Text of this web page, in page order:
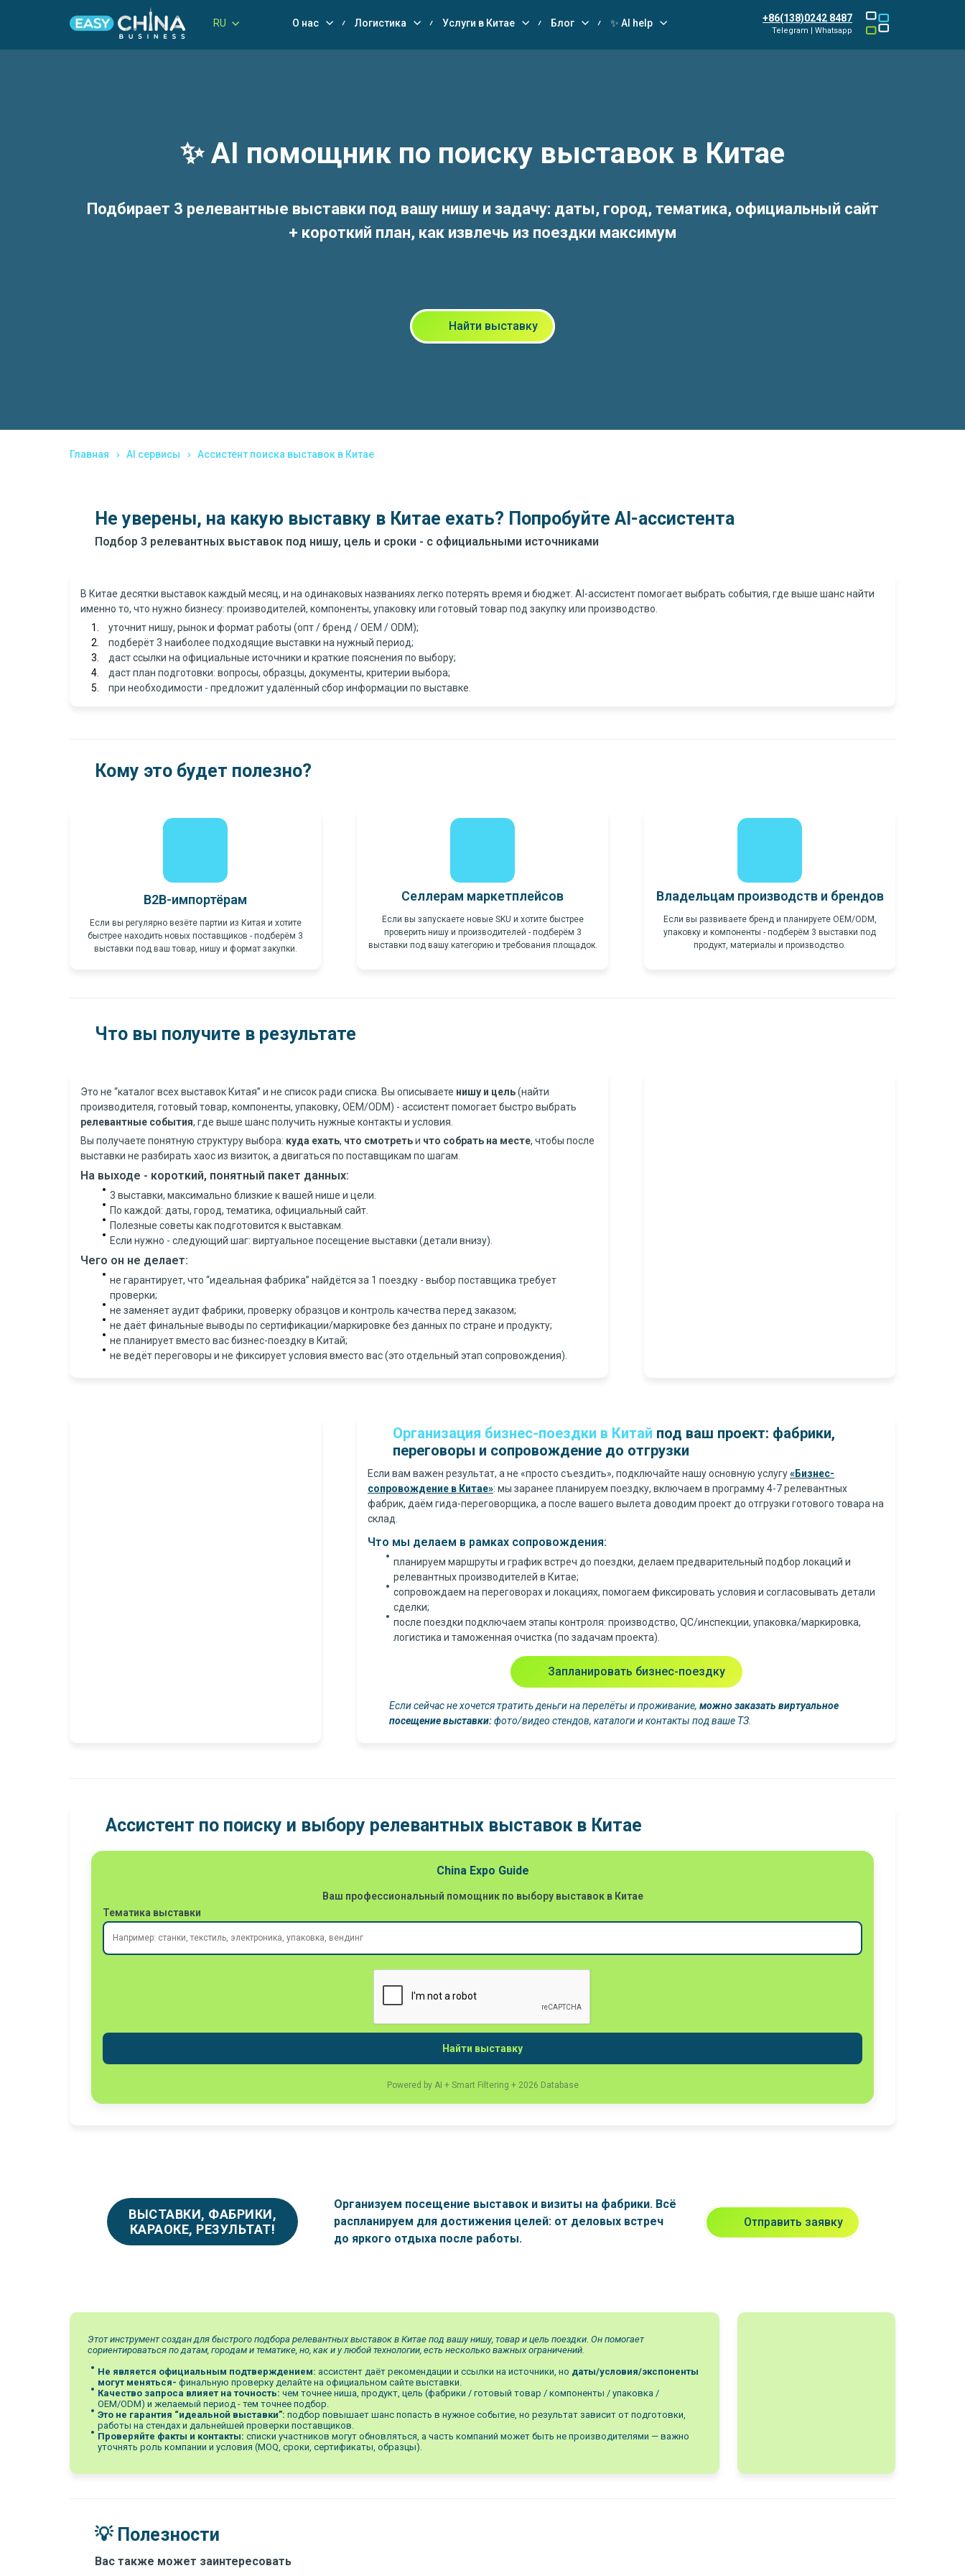
RU О нас Логистика Услуги в Китае Блог ✨ AI help +86(138)0242 8487
Telegram | Whatsapp
✨ AI помощник по поиску выставок в Китае
Подбирает 3 релевантные выставки под вашу нишу и задачу: даты, город, тематика, официальный сайт
+ короткий план, как извлечь из поездки максимум
Найти выставку
Главная AI сервисы Ассистент поиска выставок в Китае
Не уверены, на какую выставку в Китае ехать? Попробуйте AI-ассистента
Подбор 3 релевантных выставок под нишу, цель и сроки - с официальными источниками
В Китае десятки выставок каждый месяц, и на одинаковых названиях легко потерять время и бюджет. AI-ассистент помогает выбрать события, где выше шанс найти
именно то, что нужно бизнесу: производителей, компоненты, упаковку или готовый товар под закупку или производство.
уточнит нишу, рынок и формат работы (опт / бренд / OEM / ODM);
подберёт 3 наиболее подходящие выставки на нужный период;
даст ссылки на официальные источники и краткие пояснения по выбору;
даст план подготовки: вопросы, образцы, документы, критерии выбора;
при необходимости - предложит удалённый сбор информации по выставке.
Кому это будет полезно?
B2B-импортёрам
Если вы регулярно везёте партии из Китая и хотите
быстрее находить новых поставщиков - подберём 3
выставки под ваш товар, нишу и формат закупки.
Селлерам маркетплейсов
Если вы запускаете новые SKU и хотите быстрее
проверить нишу и производителей - подберём 3
выставки под вашу категорию и требования площадок.
Владельцам производств и брендов
Если вы развиваете бренд и планируете OEM/ODM,
упаковку и компоненты - подберём 3 выставки под
продукт, материалы и производство.
Что вы получите в результате
Это не “каталог всех выставок Китая” и не список ради списка. Вы описываете нишу и цель(найти
производителя, готовый товар, компоненты, упаковку, OEM/ODM) - ассистент помогает быстро выбрать
релевантные события, где выше шанс получить нужные контакты и условия.
Вы получаете понятную структуру выбора: куда ехать, что смотретьи что собрать на месте, чтобы после
выставки не разбирать хаос из визиток, а двигаться по поставщикам по шагам.
На выходе - короткий, понятный пакет данных:
3 выставки, максимально близкие к вашей нише и цели.
По каждой: даты, город, тематика, официальный сайт.
Полезные советы как подготовится к выставкам.
Если нужно - следующий шаг: виртуальное посещение выставки (детали внизу).
Чего он не делает:
не гарантирует, что “идеальная фабрика” найдётся за 1 поездку - выбор поставщика требует
проверки;
не заменяет аудит фабрики, проверку образцов и контроль качества перед заказом;
не даёт финальные выводы по сертификации/маркировке без данных по стране и продукту;
не планирует вместо вас бизнес-поездку в Китай;
не ведёт переговоры и не фиксирует условия вместо вас (это отдельный этап сопровождения).
Организация бизнес-поездки в Китай под ваш проект: фабрики,
переговоры и сопровождение до отгрузки
Если вам важен результат, а не «просто съездить», подключайте нашу основную услугу«Бизнес-
сопровождение в Китае»: мы заранее планируем поездку, включаем в программу 4-7 релевантных
фабрик, даём гида-переговорщика, а после вашего вылета доводим проект до отгрузки готового товара на
склад.
Что мы делаем в рамках сопровождения:
планируем маршруты и график встреч до поездки, делаем предварительный подбор локаций и
релевантных производителей в Китае;
сопровождаем на переговорах и локациях, помогаем фиксировать условия и согласовывать детали
сделки;
после поездки подключаем этапы контроля: производство, QC/инспекции, упаковка/маркировка,
логистика и таможенная очистка (по задачам проекта).
Запланировать бизнес-поездку
Если сейчас не хочется тратить деньги на перелёты и проживание, можно заказать виртуальное
посещение выставки:фото/видео стендов, каталоги и контакты под ваше ТЗ.
Ассистент по поиску и выбору релевантных выставок в Китае
China Expo Guide
Ваш профессиональный помощник по выбору выставок в Китае
Тематика выставки
Найти выставку
Powered by AI + Smart Filtering + 2026 Database
ВЫСТАВКИ, ФАБРИКИ,
КАРАОКЕ, РЕЗУЛЬТАТ!
Организуем посещение выставок и визиты на фабрики. Всё
распланируем для достижения целей: от деловых встреч
до яркого отдыха после работы.
Отправить заявку
Этот инструмент создан для быстрого подбора релевантных выставок в Китае под вашу нишу, товар и цель поездки. Он помогает
сориентироваться по датам, городам и тематике, но, как и у любой технологии, есть несколько важных ограничений.
Не является официальным подтверждением: ассистент даёт рекомендации и ссылки на источники, но даты/условия/экспоненты
могут меняться- финальную проверку делайте на официальном сайте выставки.
Качество запроса влияет на точность: чем точнее ниша, продукт, цель (фабрики / готовый товар / компоненты / упаковка /
OEM/ODM) и желаемый период - тем точнее подбор.
Это не гарантия “идеальной выставки”: подбор повышает шанс попасть в нужное событие, но результат зависит от подготовки,
работы на стендах и дальнейшей проверки поставщиков.
Проверяйте факты и контакты: списки участников могут обновляться, а часть компаний может быть не производителями — важно
уточнять роль компании и условия (MOQ, сроки, сертификаты, образцы).
💡 Полезности
Вас также может заинтересовать